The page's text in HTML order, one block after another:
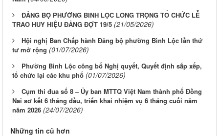
ĐẢNG BỘ PHƯỜNG BÌNH LỘC LONG TRỌNG TỔ CHỨC LỄ
TRAO HUY HIỆU ĐẢNG ĐỢT 19/5 (21/05/2026)
Hội nghị Ban Chấp hành Đảng bộ phường Bình Lộc lần thứ
tư mở rộng (01/07/2026)
Phường Bình Lộc công bố Nghị quyết, Quyết định sắp xếp,
tổ chức lại các khu phố (01/07/2026)
Cụm thi đua số 8 – Ủy ban MTTQ Việt Nam thành phố Đồng
Nai sơ kết 6 tháng đầu, triển khai nhiệm vụ 6 tháng cuối năm
năm 2026 (24/07/2026)
Những tin cũ hơn